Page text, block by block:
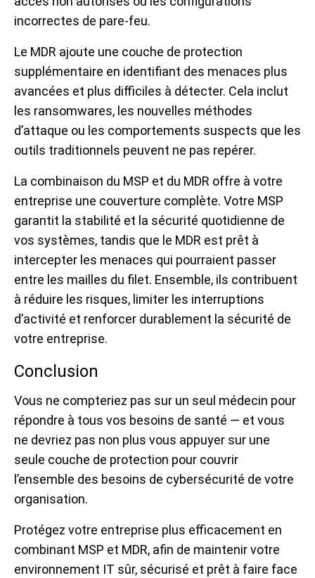
incorrectes de pare-feu.
Le MDR ajoute une couche de protection
supplémentaire en identifiant des menaces plus
avancées et plus difficiles à détecter. Cela inclut
les ransomwares, les nouvelles méthodes
d’attaque ou les comportements suspects que les
outils traditionnels peuvent ne pas repérer.
La combinaison du MSP et du MDR offre à votre
entreprise une couverture complète. Votre MSP
garantit la stabilité et la sécurité quotidienne de
vos systèmes, tandis que le MDR est prêt à
intercepter les menaces qui pourraient passer
entre les mailles du filet. Ensemble, ils contribuent
à réduire les risques, limiter les interruptions
d’activité et renforcer durablement la sécurité de
votre entreprise.
Conclusion
Vous ne compteriez pas sur un seul médecin pour
répondre à tous vos besoins de santé — et vous
ne devriez pas non plus vous appuyer sur une
seule couche de protection pour couvrir
l’ensemble des besoins de cybersécurité de votre
organisation.
Protégez votre entreprise plus efficacement en
combinant MSP et MDR, afin de maintenir votre
environnement IT sûr, sécurisé et prêt à faire face